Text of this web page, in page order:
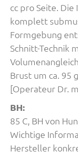
cc pro Seite.
komplett
Formgebung
Schnitt-Technik
Brust um ca. 95
[Operateur Dr.
BH:
85 C, BH von
Wichtige
Hersteller